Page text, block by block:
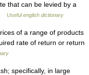
that can be levied by a
Useful english dictionary
of a range of products
rate of return or return
specifically, in large